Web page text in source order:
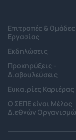
Επιτροπές & Ομάδες
Εργασίας
Εκδηλώσεις
Προκηρύξεις -
Διαβουλεύσεις
Ευκαιρίες Καριέρας
Ο ΣΕΠΕ είναι Μέλος
Διεθνών